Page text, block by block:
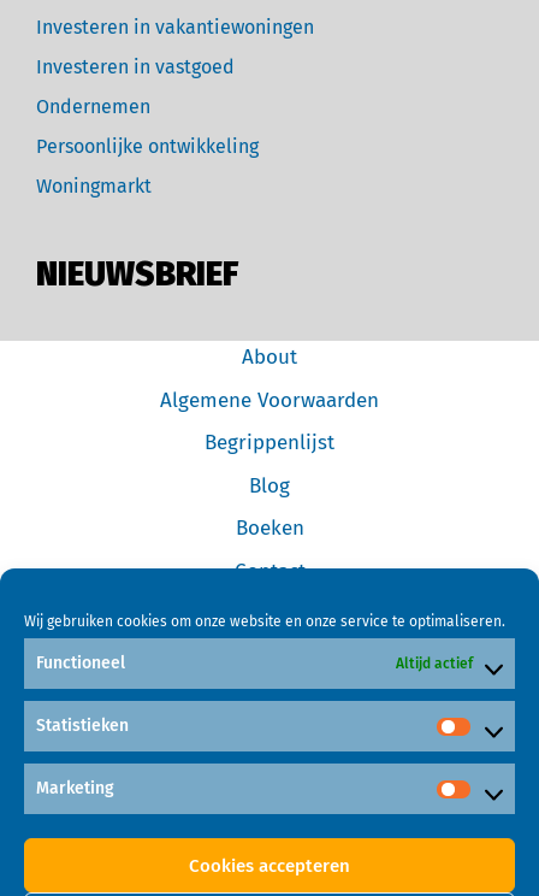
Wij gebruiken cookies om onze website en onze service te optimaliseren.
Functioneel Altijd actief
Statistieken
Marketing
Cookies accepteren
Investeren in vakantiewoningen
Investeren in vastgoed
Ondernemen
Persoonlijke ontwikkeling
Woningmarkt
NIEUWSBRIEF
About
Algemene Voorwaarden
Begrippenlijst
Blog
Boeken
Contact
Cookiebeleid (EU)
Forum
Online Cursus Investeren in Garageboxen